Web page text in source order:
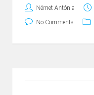
Német Antónia
No Comments